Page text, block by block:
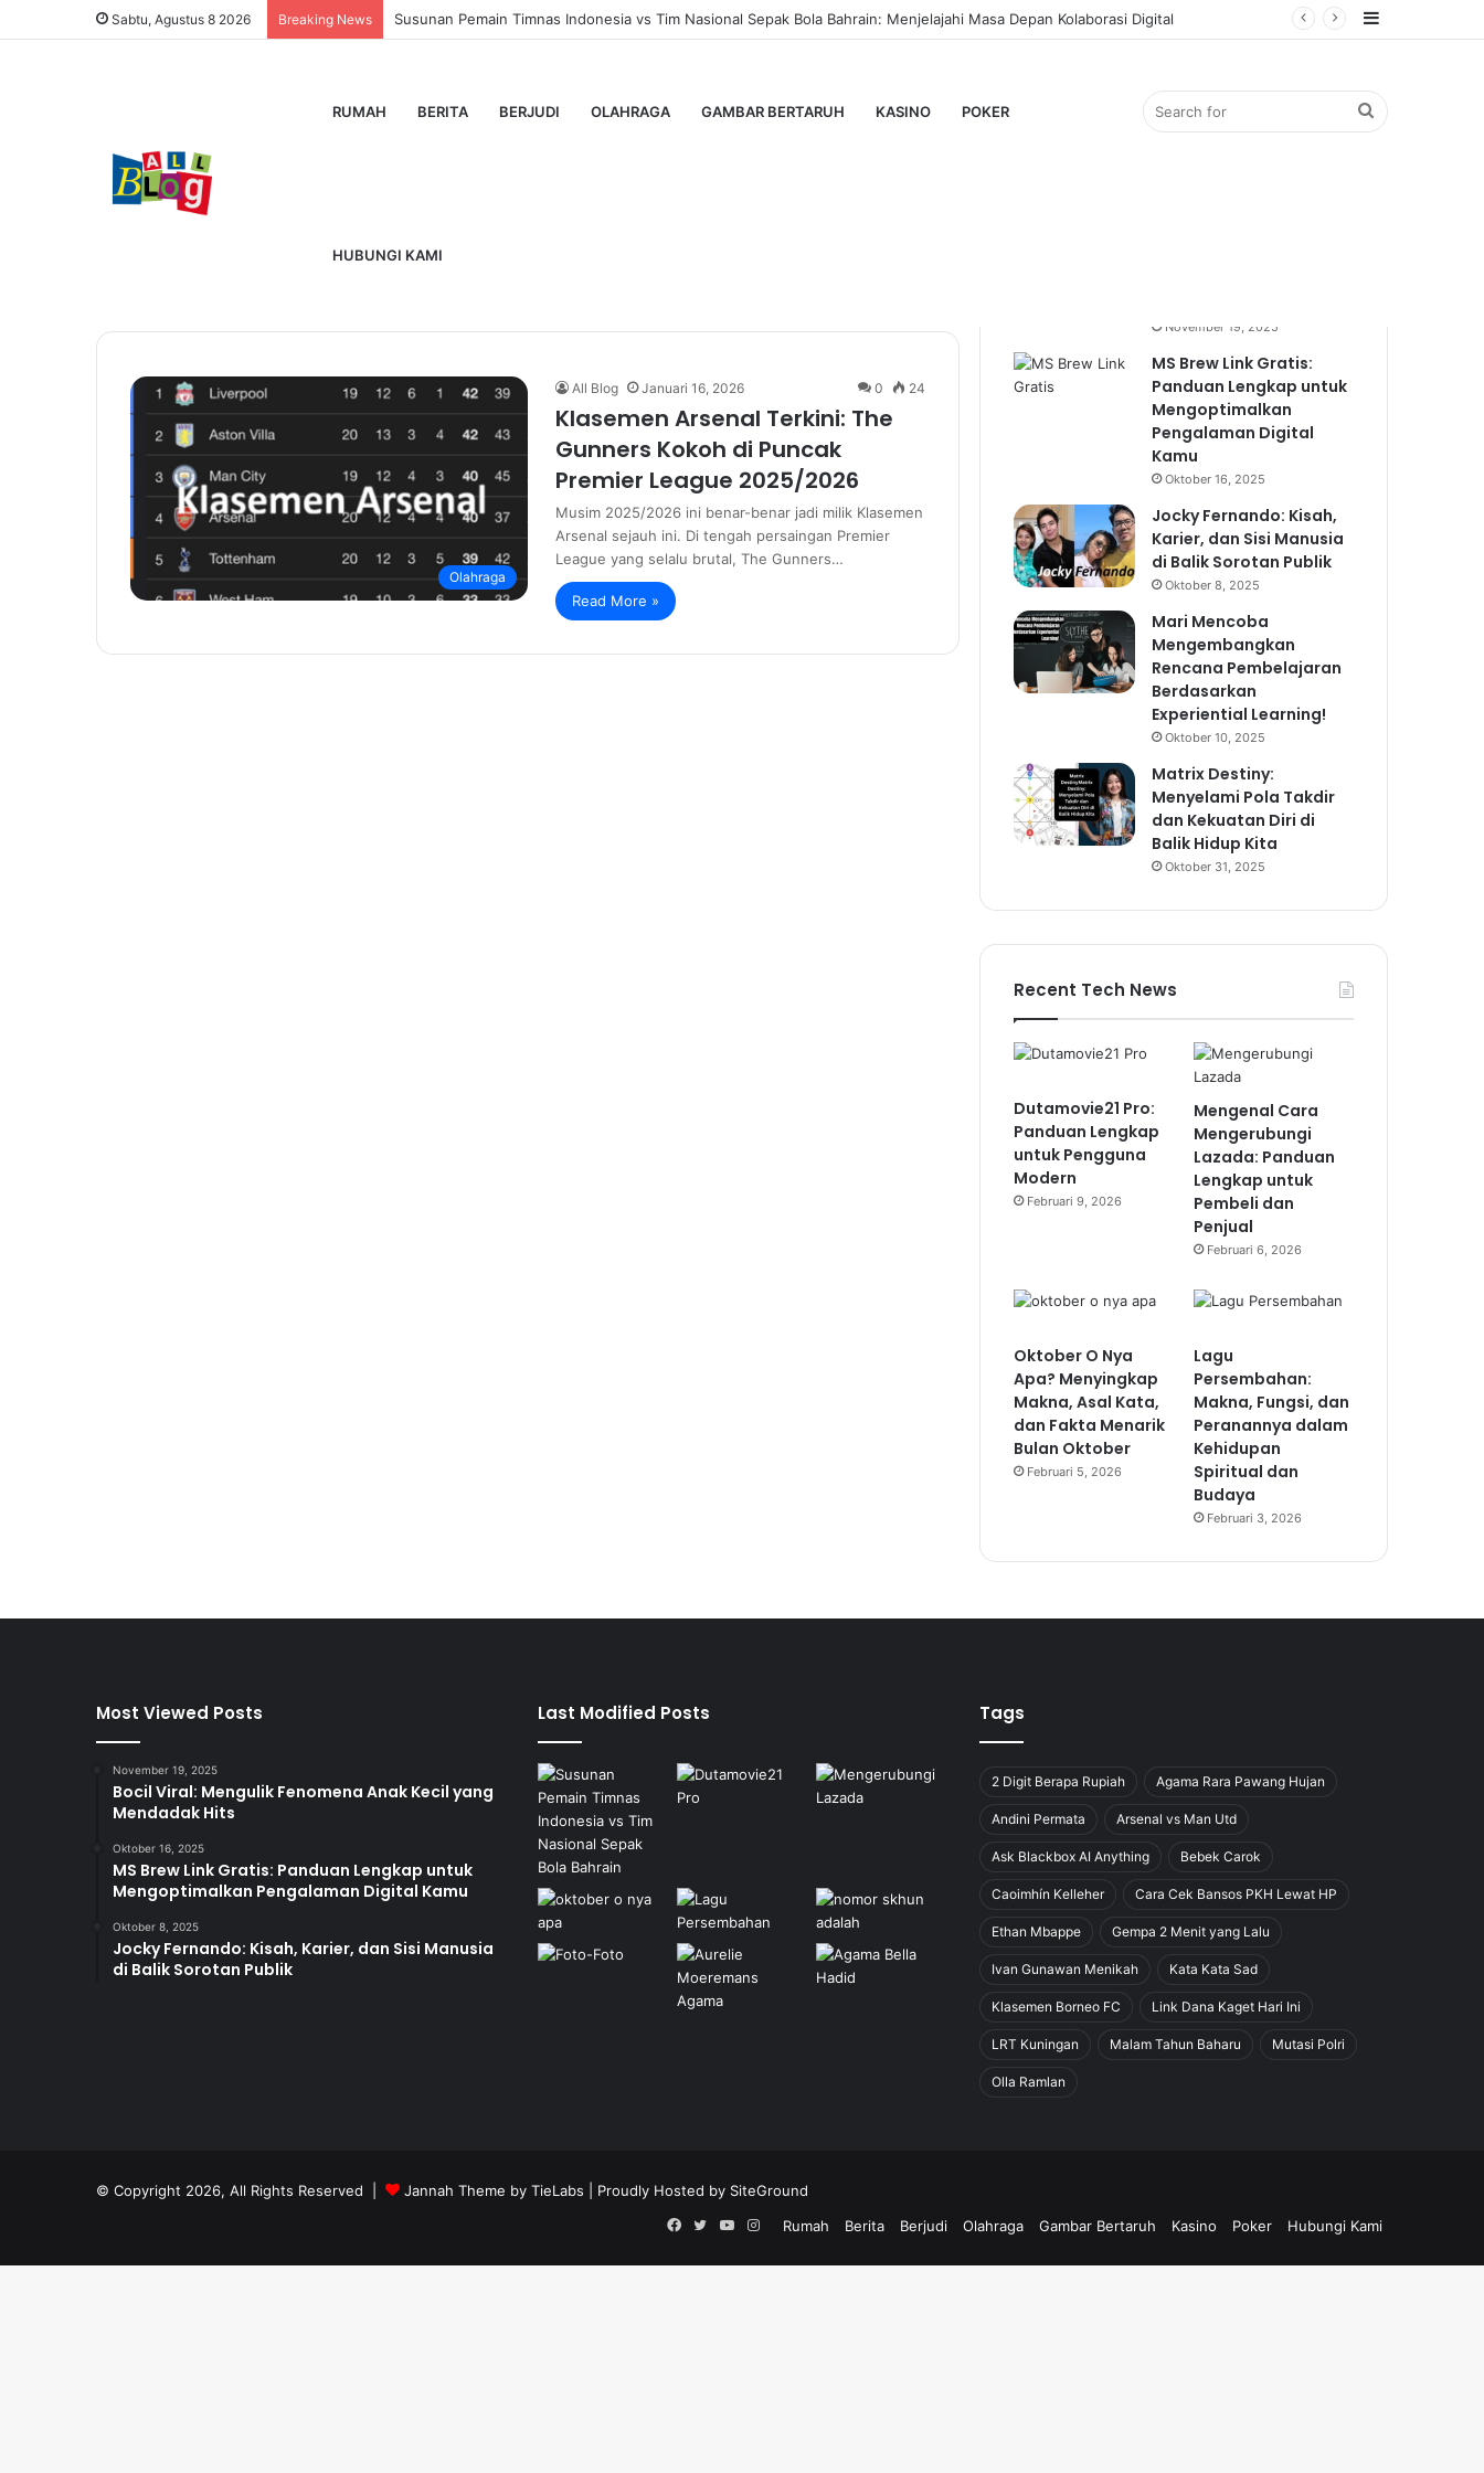
Sabtu, Agustus 8 2026 Breaking News Susunan Pemain Timnas Indonesia vs Tim Nasional Sepak Bola Bahrain: Menjelajahi Masa Depan Kolaborasi Digital Sidebar
RUMAH BERITA BERJUDI OLAHRAGA GAMBAR BERTARUH KASINO POKER
HUBUNGI KAMI
Search
Home/Klasemen Arsenal
Klasemen Arsenal
Olahraga
All Blog Januari 16, 2026 0 24
Klasemen Arsenal Terkini: The
Gunners Kokoh di Puncak
Premier League 2025/2026
Musim 2025/2026 ini benar-benar jadi milik Klasemen
Arsenal sejauh ini. Di tengah persaingan Premier
League yang selalu brutal, The Gunners…
Read More »
November 19, 2025
MS Brew Link Gratis:
Panduan Lengkap untuk
Mengoptimalkan
Pengalaman Digital
Kamu
Oktober 16, 2025
Jocky Fernando: Kisah,
Karier, dan Sisi Manusia
di Balik Sorotan Publik
Oktober 8, 2025
Mari Mencoba
Mengembangkan
Rencana Pembelajaran
Berdasarkan
Experiential Learning!
Oktober 10, 2025
Matrix Destiny:
Menyelami Pola Takdir
dan Kekuatan Diri di
Balik Hidup Kita
Oktober 31, 2025
Recent Tech News
Dutamovie21 Pro:
Panduan Lengkap
untuk Pengguna
Modern
Februari 9, 2026
Mengenal Cara
Mengerubungi
Lazada: Panduan
Lengkap untuk
Pembeli dan
Penjual
Februari 6, 2026
Oktober O Nya
Apa? Menyingkap
Makna, Asal Kata,
dan Fakta Menarik
Bulan Oktober
Februari 5, 2026
Lagu
Persembahan:
Makna, Fungsi, dan
Peranannya dalam
Kehidupan
Spiritual dan
Budaya
Februari 3, 2026
Most Viewed Posts
November 19, 2025
Bocil Viral: Mengulik Fenomena Anak Kecil yang
Mendadak Hits
Oktober 16, 2025
MS Brew Link Gratis: Panduan Lengkap untuk
Mengoptimalkan Pengalaman Digital Kamu
Oktober 8, 2025
Jocky Fernando: Kisah, Karier, dan Sisi Manusia
di Balik Sorotan Publik
Last Modified Posts Tags
2 Digit Berapa Rupiah Agama Rara Pawang Hujan
Andini Permata Arsenal vs Man Utd
Ask Blackbox AI Anything Bebek Carok
Caoimhín Kelleher Cara Cek Bansos PKH Lewat HP
Ethan Mbappe Gempa 2 Menit yang Lalu
Ivan Gunawan Menikah Kata Kata Sad
Klasemen Borneo FC Link Dana Kaget Hari Ini
LRT Kuningan Malam Tahun Baharu Mutasi Polri
Olla Ramlan
© Copyright 2026, All Rights Reserved | Jannah Theme by TieLabs | Proudly Hosted by SiteGround
Rumah
Berita Berjudi Olahraga Gambar Bertaruh Kasino Poker Hubungi Kami
Facebook
TwitterYouTube
Instagram